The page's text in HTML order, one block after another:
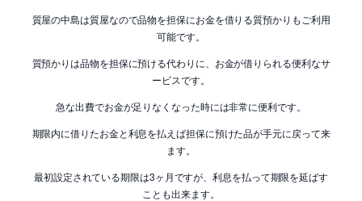
質屋の中島は質屋なので品物を担保にお金を借りる質預かりもご利用
可能です。
質預かりは品物を担保に預ける代わりに、お金が借りられる便利なサ
ービスです。
急な出費でお金が足りなくなった時には非常に便利です。
期限内に借りたお金と利息を払えば担保に預けた品が手元に戻って来
ます。
最初設定されている期限は3ヶ月ですが、利息を払って期限を延ばす
ことも出来ます。